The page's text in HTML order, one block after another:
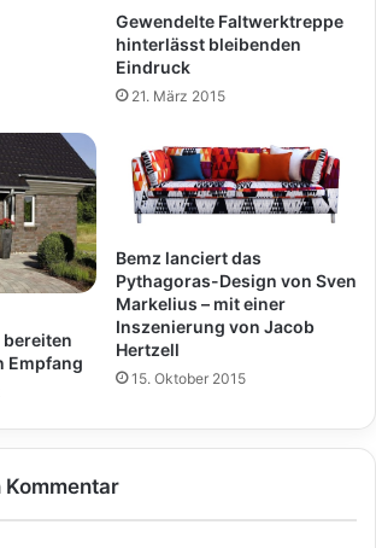
Gewendelte Faltwerktreppe
hinterlässt bleibenden
Eindruck
21. März 2015
Empfang
Bemz lanciert das
Pythagoras-Design von Sven
Markelius – mit einer
Inszenierung von Jacob
Hertzell
15. Oktober 2015
Kommentar